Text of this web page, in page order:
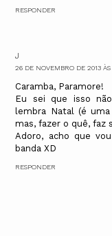
RESPONDER
J
26 DE NOVEMBRO DE 2013 ÀS
Caramba, Paramore!
Eu sei que isso
lembra Natal (é
mas, fazer o quê, faz
Adoro, acho que
banda XD
RESPONDER